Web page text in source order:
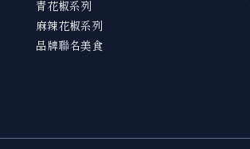
青花椒系列
麻辣花椒系列
品牌聯名美食